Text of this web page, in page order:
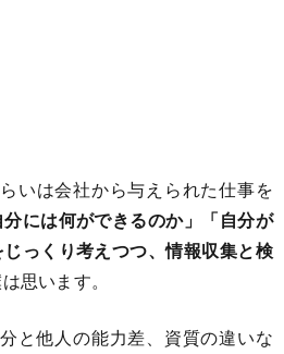
いは会社から与えられた仕事を
分には何ができるのか」「自分が
っくり考えつつ、情報収集と検
思います。
と他人の能力差、資質の違いな